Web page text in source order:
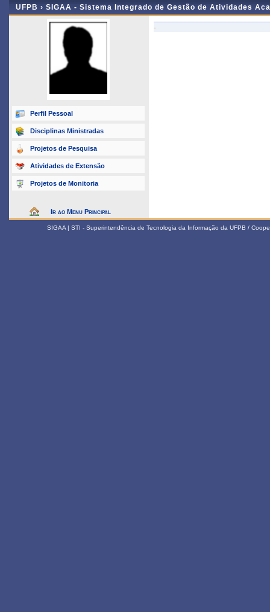
UFPB › SIGAA - Sistema Integrado de Gestão de Atividades
Perfil Pessoal
Disciplinas Ministradas
Projetos de Pesquisa
Atividades de Extensão
Projetos de Monitoria
Ir ao Menu Principal
-
SIGAA | STI - Superintendência de Tecnologia da Informação da UFPB /